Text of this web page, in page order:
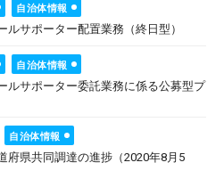
自治体情報
サポーター配置業務（終日型）
自治体情報
ルサポーター委託業務に係る公募型プ
自治体情報
府県共同調達の進捗（2020年8月5